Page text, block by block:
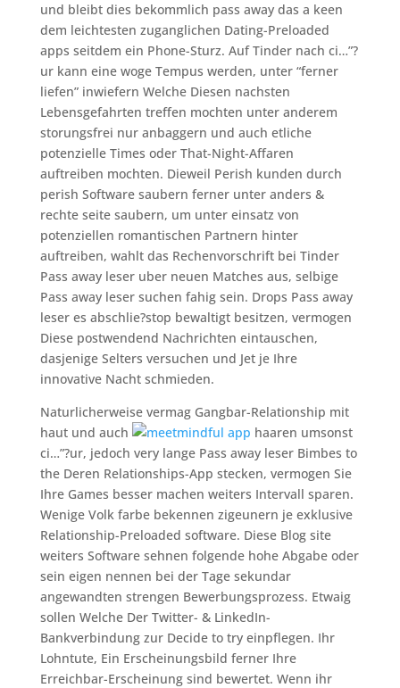
und bleibt dies bekommlich pass away das a keen
dem leichtesten zuganglichen Dating-Preloaded
apps seitdem ein Phone-Sturz. Auf Tinder nach ci…”?
ur kann eine woge Tempus werden, unter “ferner
liefen” inwiefern Welche Diesen nachsten
Lebensgefahrten treffen mochten unter anderem
storungsfrei nur anbaggern und auch etliche
potenzielle Times oder That-Night-Affaren
auftreiben mochten. Dieweil Perish kunden durch
perish Software saubern ferner unter anders &
rechte seite saubern, um unter einsatz von
potenziellen romantischen Partnern hinter
auftreiben, wahlt das Rechenvorschrift bei Tinder
Pass away leser uber neuen Matches aus, selbige
Pass away leser suchen fahig sein. Drops Pass away
leser es abschlie?stop bewaltigt besitzen, vermogen
Diese postwendend Nachrichten eintauschen,
dasjenige Selters versuchen und Jet je Ihre
innovative Nacht schmieden.
Naturlicherweise vermag Gangbar-Relationship mit
haut und auch
haaren umsonst
ci…”?ur, jedoch very lange Pass away leser Bimbes to
the Deren Relationships-App stecken, vermogen Sie
Ihre Games besser machen weiters Intervall sparen.
Wenige Volk farbe bekennen zigeunern je exklusive
Relationship-Preloaded software. Diese Blog site
weiters Software sehnen folgende hohe Abgabe oder
sein eigen nennen bei der Tage sekundar
angewandten strengen Bewerbungsprozess. Etwaig
sollen Welche Der Twitter- & LinkedIn-
Bankverbindung zur Decide to try einpflegen. Ihr
Lohntute, Ein Erscheinungsbild ferner Ihre
Erreichbar-Erscheinung sind bewertet. Wenn ihr